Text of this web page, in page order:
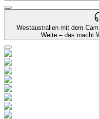
Westaustralien mit dem
Weite – das macht